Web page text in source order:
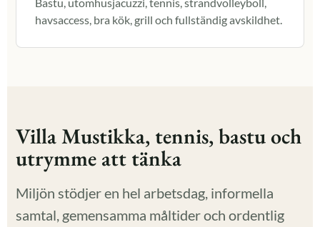
havsaccess, bra kök, grill och fullständig avskildhet.
Villa Mustikka, tennis, bastu och
utrymme att tänka
Miljön stödjer en hel arbetsdag, informella
samtal, gemensamma måltider och ordentlig